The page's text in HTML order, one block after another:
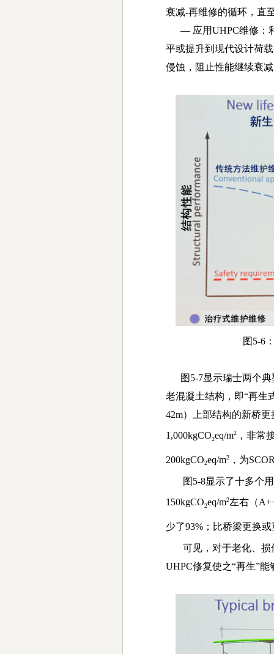
衰减-再维修的循环，直
— 应用UHPC维修：
平或提升到现代设计荷
侵蚀，阻止性能继续衰
图5-6
图5-7显示瑞士两个
老混凝土结构，即“再生
42m）上部结构的新桥
1 ,000kgCO2eq/m2 ，非常
200kgCO2eq/m2 ，为
图5-8显示了十多个用
150kgCO2eq/m2左右（
少了93% ；比桥梁更换
可见，对于老化、
UHPC修复使之“再生”能